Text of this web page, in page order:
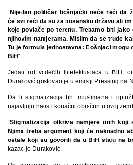
“Nijedan političar bošnjački neće reći da
će svi reći da su za bosansku državu ali
koje povlače po terenu. Trebamo biti jako
njihovim namjerama. Mislim da se trude
Tu je formula jednostavna: Bošnjaci mogu
BiH“.
Jedan od vodećih intelektualaca u BiH,
Duraković gostovao je u emisiji Pressing na
Da li stigmatizacija bh. muslimana i
najavljuju haos i konačni obračun u ovoj
“Stigmatizacija otkriva namjere onih koji
Njima treba argument koji će naknadno
ostale koji su govorili da u BiH staju na
kazao je Duraković.